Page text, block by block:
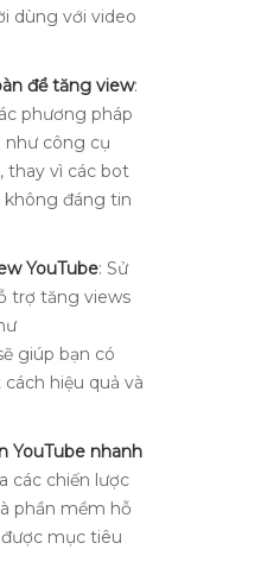
dùng với video
để tăng view:
phương pháp
như công cụ
thay vì các bot
không đáng tin
YouTube: Sử
trợ tăng views
giúp bạn có
hiệu quả và
YouTube nhanh
các chiến lược
phần mềm hỗ
mục tiêu